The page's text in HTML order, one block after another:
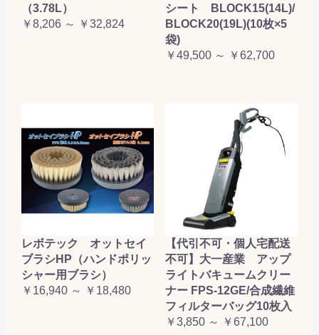
（3.78L）
￥8,206 ～ ￥32,824
シート BLOCK15(14L)/
BLOCK20(19L)(10枚×5
袋)
￥49,500 ～ ￥62,700
レボテック オットセイ
ブラシHP（ハンドポリッ
シャー用ブラシ）
￥16,940 ～ ￥18,480
【代引不可・個人宅配送
不可】大一産業 アップ
ライトバキュームクリー
ナー FPS-12GE/合成繊維
フィルターバッグ10枚入
￥3,850 ～ ￥67,100